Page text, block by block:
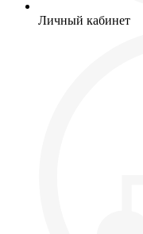
Личный кабинет